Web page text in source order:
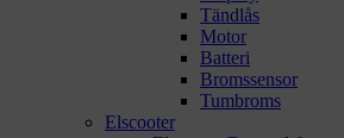
Tändlås
Motor
Batteri
Bromssensor
Tumbroms
Elscooter